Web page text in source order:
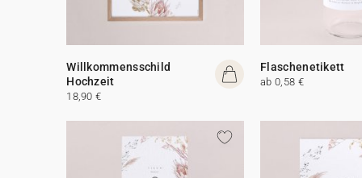
Willkommensschild
Hochzeit
18,90 €
Flaschenetikett
ab 0,58 €